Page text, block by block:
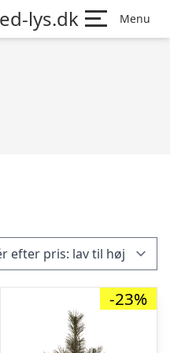
lys.dk Menu
-23%